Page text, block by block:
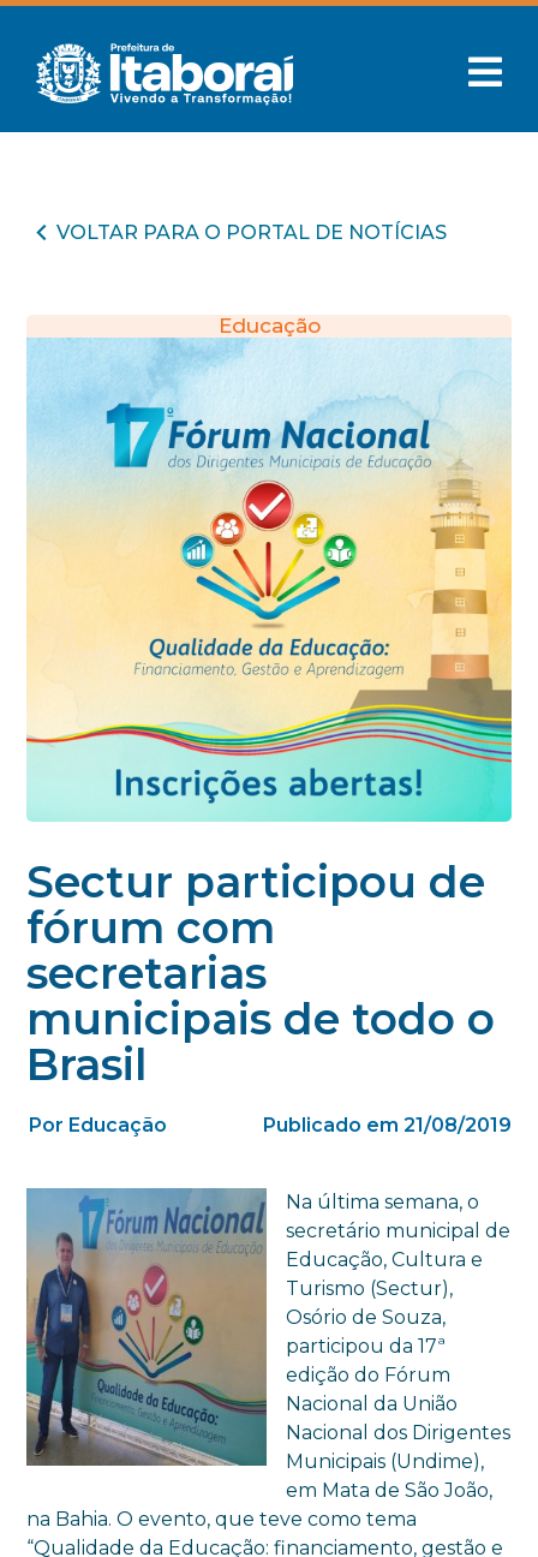
VOLTAR PARA O PORTAL DE NOTÍCIAS
Educação
Sectur participou de
fórum com
secretarias
municipais de todo o
Brasil
Por Educação Publicado em 21/08/2019
Na última semana, o
secretário municipal de
Educação, Cultura e
Turismo (Sectur),
Osório de Souza,
participou da 17ª
edição do Fórum
Nacional da União
Nacional dos Dirigentes
Municipais (Undime),
em Mata de São João,
na Bahia. O evento, que teve como tema
“Qualidade da Educação: financiamento, gestão e